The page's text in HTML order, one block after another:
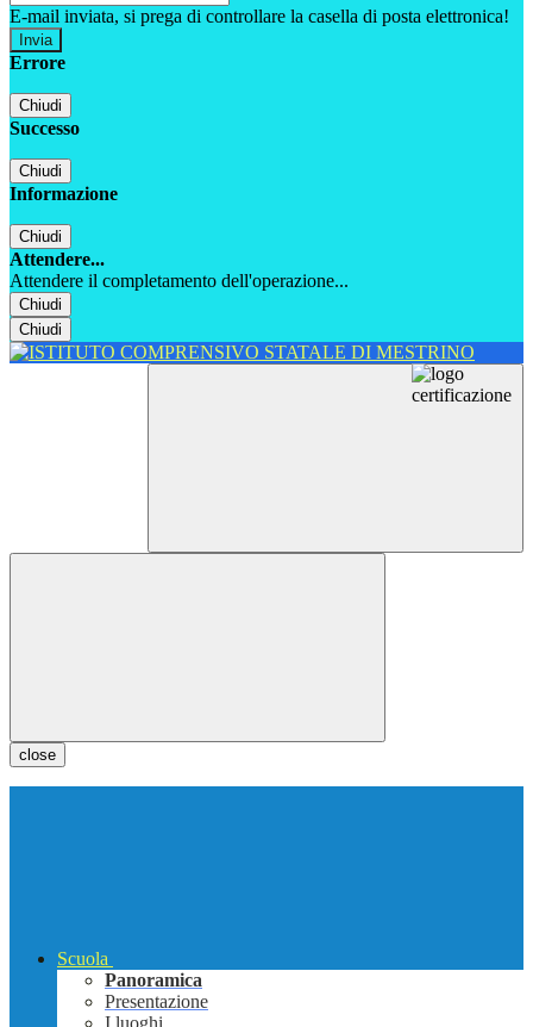
E-mail inviata, si prega di controllare la casella di posta elettronica!
Errore
Chiudi
Successo
Chiudi
Informazione
Chiudi
Attendere...
Attendere il completamento dell'operazione...
Chiudi
Chiudi
close
Scuola
Panoramica
Presentazione